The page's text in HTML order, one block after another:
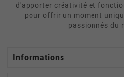
d'apporter créativité et
pour offrir un moment
passionnés du
Informations